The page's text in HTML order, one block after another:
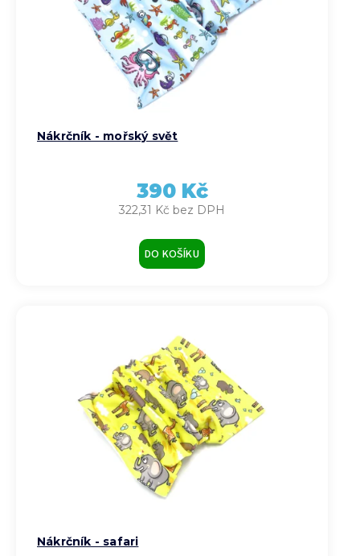
Nákrčník - mořský svět
322,31 Kč bez DPH
390 Kč
DO KOŠÍKU
Nákrčník - safari